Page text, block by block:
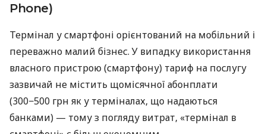
Phone)
Термінал у смартфоні орієнтований на мобільний і
переважно малий бізнес. У випадку використання
власного пристрою (смартфону) тариф на послугу
зазвичай не містить щомісячної абонплати
(300−500 грн як у терміналах, що надаються
банками) — тому з погляду витрат, «термінал в